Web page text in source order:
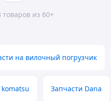
из 60+
на вилочный погрузчик
Запчасти Dana